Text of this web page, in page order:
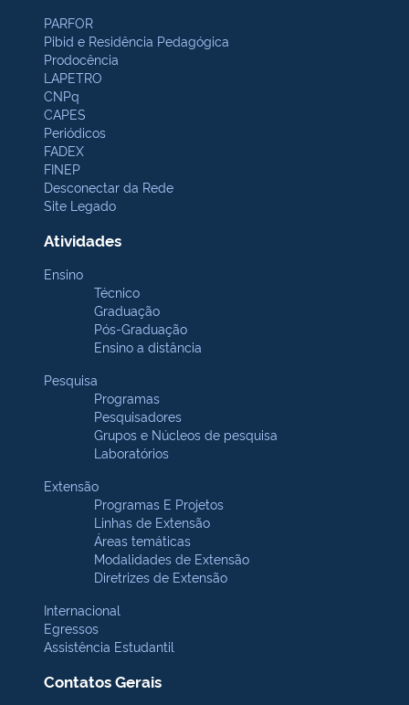
PARFOR
Pibid e Residência Pedagógica
Prodocência
LAPETRO
CNPq
CAPES
Periódicos
FADEX
FINEP
Desconectar da Rede
Site Legado
Atividades
Ensino
Técnico
Graduação
Pós-Graduação
Ensino a distância
Pesquisa
Programas
Pesquisadores
Grupos e Núcleos de pesquisa
Laboratórios
Extensão
Programas E Projetos
Linhas de Extensão
Áreas temáticas
Modalidades de Extensão
Diretrizes de Extensão
Internacional
Egressos
Assistência Estudantil
Contatos Gerais